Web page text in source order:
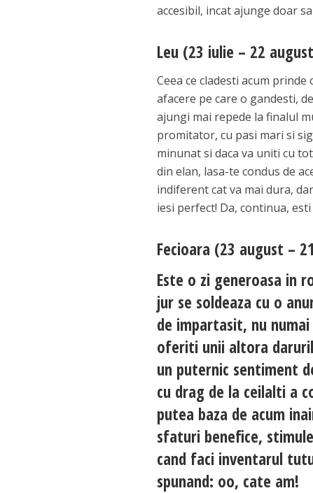
accesibil, incat ajunge doar
Leu (23 iulie – 22
Ceea ce cladesti acum
afacere pe care o gandesti,
ajungi mai repede la finalul
promitator, cu pasi mari si
minunat si daca va uniti cu
din elan, lasa-te condus de
indiferent cat va mai dura,
iesi perfect! Da, continua,
Fecioara (23 august –
Este o zi generoasa in
jur se soldeaza cu o
de impartasit, nu
oferiti unii altora
un puternic sentiment
cu drag de la ceilalti a
putea baza de acum
sfaturi benefice,
cand faci inventarul
spunand: oo, cate am!